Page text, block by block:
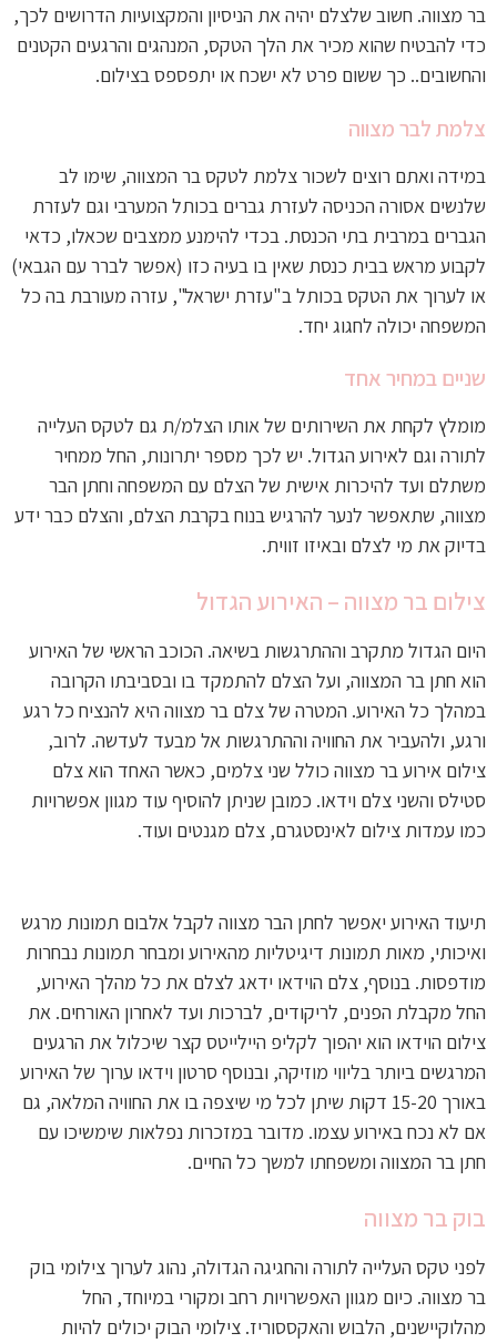
בר מצווה. חשוב שלצלם יהיה את הניסיון והמקצועיות הדרושים לכך,
כדי להבטיח שהוא מכיר את הלך הטקס, המנהגים והרגעים הקטנים
והחשובים.. כך ששום פרט לא ישכח או יתפספס בצילום.
צלמת לבר מצווה
במידה ואתם רוצים לשכור צלמת לטקס בר המצווה, שימו לב
שלנשים אסורה הכניסה לעזרת גברים בכותל המערבי וגם לעזרת
הגברים במרבית בתי הכנסת. בכדי להימנע ממצבים שכאלו, כדאי
לקבוע מראש בבית כנסת שאין בו בעיה כזו (אפשר לברר עם הגבאי)
או לערוך את הטקס בכותל ב"עזרת ישראל", עזרה מעורבת בה כל
המשפחה יכולה לחגוג יחד.
שניים במחיר אחד
מומלץ לקחת את השירותים של אותו הצלמ/ת גם לטקס העלייה
לתורה וגם לאירוע הגדול. יש לכך מספר יתרונות, החל ממחיר
משתלם ועד להיכרות אישית של הצלם עם המשפחה וחתן הבר
מצווה, שתאפשר לנער להרגיש בנוח בקרבת הצלם, והצלם כבר ידע
בדיוק את מי לצלם ובאיזו זווית.
צילום בר מצווה – האירוע הגדול
היום הגדול מתקרב וההתרגשות בשיאה. הכוכב הראשי של האירוע
הוא חתן בר המצווה, ועל הצלם להתמקד בו ובסביבתו הקרובה
במהלך כל האירוע. המטרה של צלם בר מצווה היא להנציח כל רגע
ורגע, ולהעביר את החוויה וההתרגשות אל מבעד לעדשה. לרוב,
צילום אירוע בר מצווה כולל שני צלמים, כאשר האחד הוא צלם
סטילס והשני צלם וידאו. כמובן שניתן להוסיף עוד מגוון אפשרויות
כמו עמדות צילום לאינסטגרם, צלם מגנטים ועוד.
תיעוד האירוע יאפשר לחתן הבר מצווה לקבל אלבום תמונות מרגש
ואיכותי, מאות תמונות דיגיטליות מהאירוע ומבחר תמונות נבחרות
מודפסות. בנוסף, צלם הוידאו ידאג לצלם את כל מהלך האירוע,
החל מקבלת הפנים, לריקודים, לברכות ועד לאחרון האורחים. את
צילום הוידאו הוא יהפוך לקליפ היילייטס קצר שיכלול את הרגעים
המרגשים ביותר בליווי מוזיקה, ובנוסף סרטון וידאו ערוך של האירוע
באורך 15-20 דקות שיתן לכל מי שיצפה בו את החוויה המלאה, גם
אם לא נכח באירוע עצמו. מדובר במזכרות נפלאות שימשיכו עם
חתן בר המצווה ומשפחתו למשך כל החיים.
בוק בר מצווה
לפני טקס העלייה לתורה והחגיגה הגדולה, נהוג לערוך צילומי בוק
בר מצווה. כיום מגוון האפשרויות רחב ומקורי במיוחד, החל
מהלוקיישנים, הלבוש והאקססוריז. צילומי הבוק יכולים להיות